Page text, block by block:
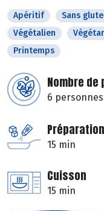
Apéritif Sans
Végétalien
Printemps
Nombre
6 personnes
Préparation
15 min
Cuisson
15 min